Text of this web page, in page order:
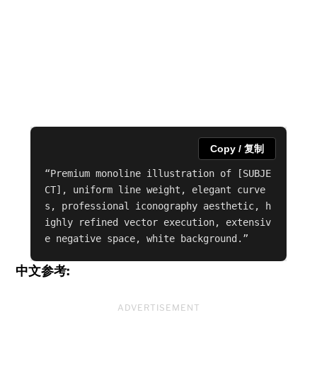
“Premium monoline illustration of [SUBJE
CT], uniform line weight, elegant curve
s, professional iconography aesthetic, h
ighly refined vector execution, extensiv
e negative space, white background.”
Copy / 复制
中文参考:
ADVERTISEMENT